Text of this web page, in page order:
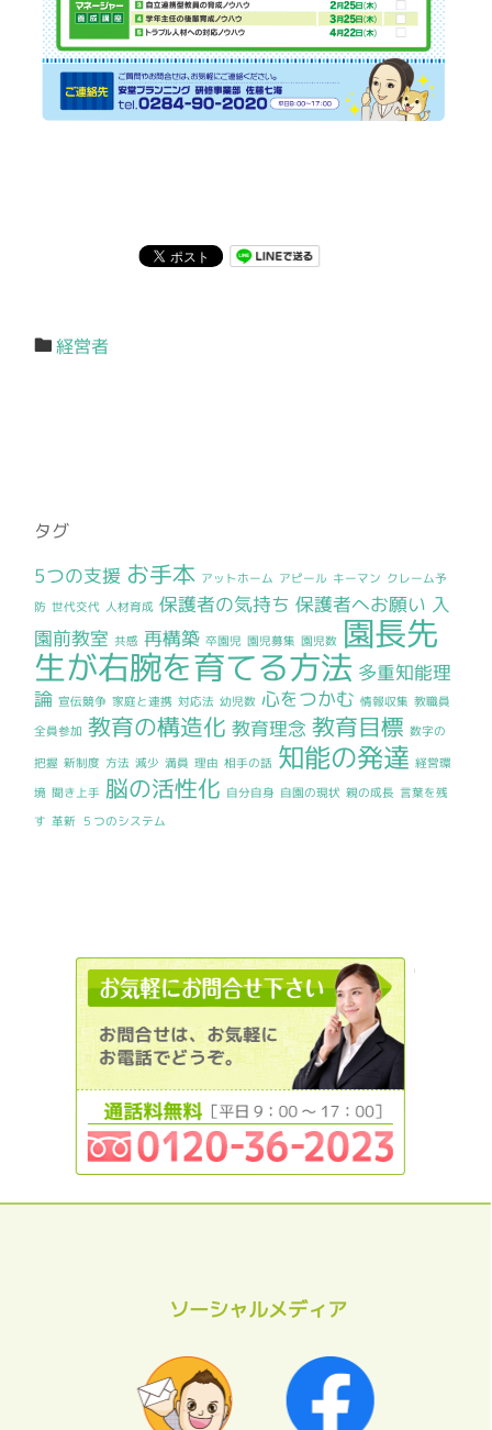
経営者
タグ
5つの支援 お手本 アットホーム アピール キーマン クレーム予
防 世代交代 人材育成 保護者の気持ち 保護者へお願い 入
園前教室 共感 再構築 卒園児 園児募集 園児数 園長先
生が右腕を育てる方法 多重知能理
論 宣伝競争 家庭と連携 対応法 幼児数 心をつかむ 情報収集 教職員
全員参加 教育の構造化 教育理念 教育目標 数字の
把握 新制度 方法 減少 満員 理由 相手の話 知能の発達 経営環
境 聞き上手 脳の活性化 自分自身 自園の現状 親の成長 言葉を残
す 革新 ５つのシステム
ソーシャルメディア